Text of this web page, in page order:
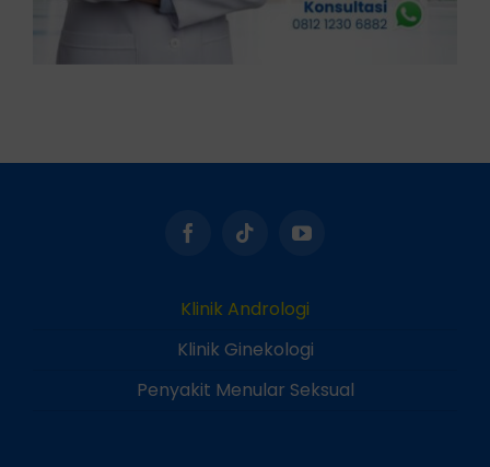
Klinik Ginekologi
Penyakit Menular Seksual